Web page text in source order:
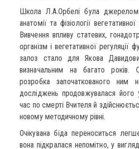
Школа Л.А.Орбелі була джерелом
анатомії та фізіології
Вивчення впливу статевих,
організм і вегетативної регуляції
залоз стало для Якова
визначальним на багато років.
розробка започаткованого ним
досліджень продовжувалася
час по смерті Вчителя й
новому методичному рівні.
Очікувана біда переноситься
вона підкралася непомітно, у